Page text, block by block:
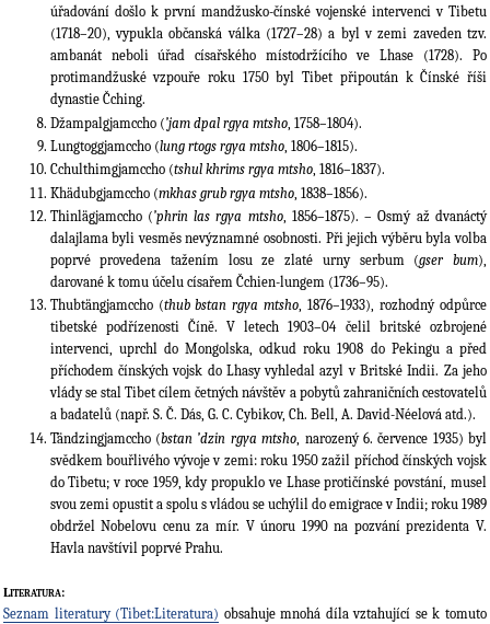
úřadování došlo k první mandžusko-čínské vojenské intervenci v Tibetu
(1718–20), vypukla občanská válka (1727–28) a byl v zemi zaveden tzv.
ambanát neboli úřad císařského místodržícího ve Lhase (1728). Po
protimandžuské vzpouře roku 1750 byl Tibet připoután k Čínské říši
dynastie Čching.
Džampalgjamccho (’jam dpal rgya mtsho, 1758–1804).
Lungtoggjamccho (lung rtogs rgya mtsho, 1806–1815).
Cchulthimgjamccho (tshul khrims rgya mtsho, 1816–1837).
Khädubgjamccho (mkhas grub rgya mtsho, 1838–1856).
Thinlägjamccho (’phrin las rgya mtsho, 1856–1875). – Osmý až dvanáctý
dalajlama byli vesměs nevýznamné osobnosti. Při jejich výběru byla volba
poprvé provedena tažením losu ze zlaté urny serbum (gser bum),
darované k tomu účelu císařem Čchien-lungem (1736–95).
Thubtängjamccho (thub bstan rgya mtsho, 1876–1933), rozhodný odpůrce
tibetské podřízenosti Číně. V letech 1903–04 čelil britské ozbrojené
intervenci, uprchl do Mongolska, odkud roku 1908 do Pekingu a před
příchodem čínských vojsk do Lhasy vyhledal azyl v Britské Indii. Za jeho
vlády se stal Tibet cílem četných návštěv a pobytů zahraničních cestovatelů
a badatelů (např. S. Č. Dás, G. C. Cybikov, Ch. Bell, A. David-Néelová atd.).
Tändzingjamccho (bstan ’dzin rgya mtsho , narozený 6. července 1935) byl
svědkem bouřlivého vývoje v zemi: roku 1950 zažil příchod čínských vojsk
do Tibetu; v roce 1959, kdy propuklo ve Lhase protičínské povstání, musel
svou zemi opustit a spolu s vládou se uchýlil do emigrace v Indii; roku 1989
obdržel Nobelovu cenu za mír. V únoru 1990 na pozvání prezidenta V.
Havla navštívil poprvé Prahu.
Literatura:
Seznam literatury (Tibet:Literatura) obsahuje mnohá díla vztahující se k tomuto